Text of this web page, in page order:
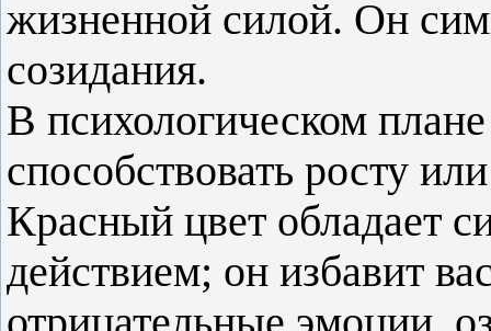
жизненной силой. Он
созидания.
В психологическом
способствовать росту
Красный цвет обладает
действием; он избавит